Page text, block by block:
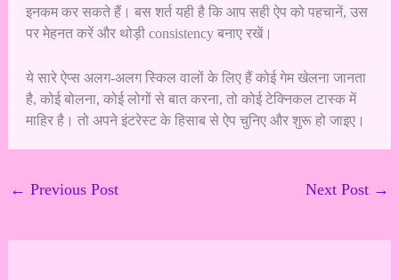
इनकम कर सकते हैं। बस शर्त यही है कि आप सही ऐप को पहचानें, उस
पर मेहनत करें और थोड़ी consistency बनाए रखें।
ये सारे ऐप्स अलग-अलग स्किल वालों के लिए हैं कोई गेम खेलना जानता
है, कोई बोलना, कोई लोगों से बात करना, तो कोई टेक्निकल टास्क में
माहिर है। तो अपने इंटरेस्ट के हिसाब से ऐप चुनिए और शुरू हो जाइए।
← Previous Post Next Post →